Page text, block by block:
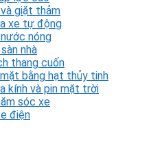
giặt thảm
xe tự động
nóng
nhà
thang cuốn
bằng hạt thủy tinh
kính và pin mặt trời
sóc xe
điện